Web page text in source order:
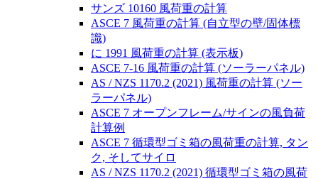
サンズ 10160 風荷重の計算
ASCE 7 風荷重の計算 (自立型の壁/固体標
識)
に 1991 風荷重の計算 (表示板)
ASCE 7-16 風荷重の計算 (ソーラーパネル)
AS / NZS 1170.2 (2021) 風荷重の計算 (ソー
ラーパネル)
ASCE 7 オープンフレーム/サインの風負荷
計算例
ASCE 7 循環型ゴミ箱の風荷重の計算, タン
ク, そしてサイロ
AS / NZS 1170.2 (2021) 循環型ゴミ箱の風荷